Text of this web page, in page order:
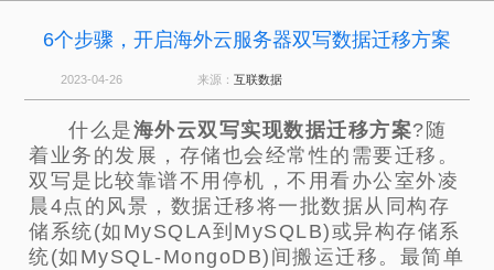
6个步骤，开启海外云服务器双写数据迁移方案
2023-04-26 来源： 互联数据
什么是海外云双写实现数据迁移方案?随
着业务的发展，存储也会经常性的需要迁移。
双写是比较靠谱不用停机，不用看办公室外凌
晨4点的风景，数据迁移将一批数据从同构存
储系统(如MySQLA到MySQLB)或异构存储系
统(如MySQL-MongoDB)间搬运迁移。最简单